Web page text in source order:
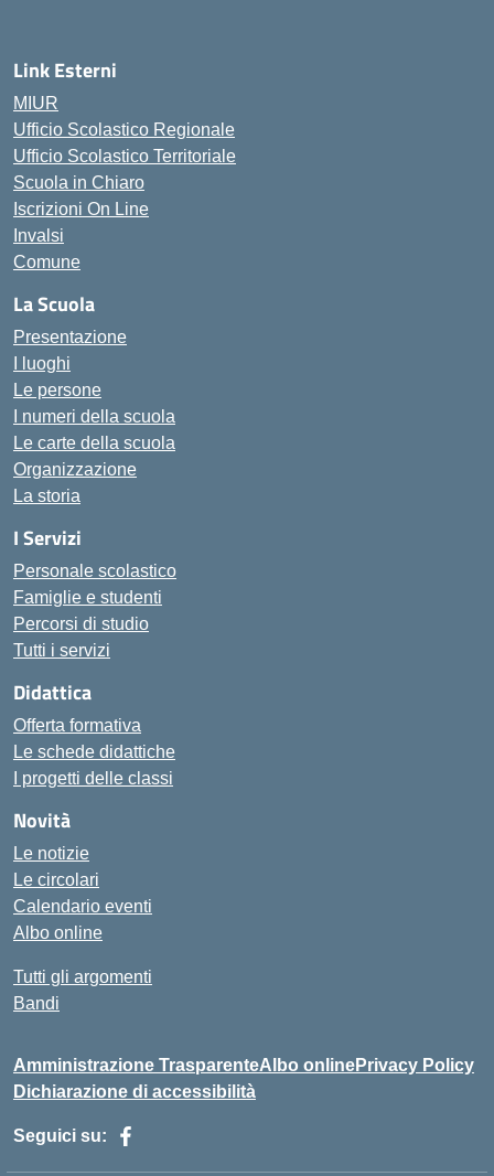
Link Esterni
MIUR
Ufficio Scolastico Regionale
Ufficio Scolastico Territoriale
Scuola in Chiaro
Iscrizioni On Line
Invalsi
Comune
La Scuola
Presentazione
I luoghi
Le persone
I numeri della scuola
Le carte della scuola
Organizzazione
La storia
I Servizi
Personale scolastico
Famiglie e studenti
Percorsi di studio
Tutti i servizi
Didattica
Offerta formativa
Le schede didattiche
I progetti delle classi
Novità
Le notizie
Le circolari
Calendario eventi
Albo online
Tutti gli argomenti
Bandi
Amministrazione TrasparenteAlbo onlinePrivacy Policy
Dichiarazione di accessibilità
Seguici su: